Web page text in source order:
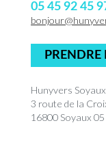
05 45 92 45
PRENDRE
Hunyvers
3 route de la
16800 Soyaux